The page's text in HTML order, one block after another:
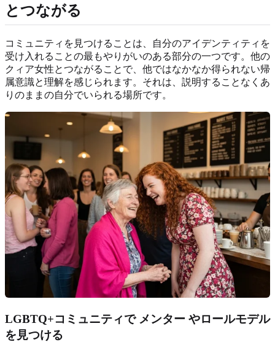
とつながる
コミュニティを見つけることは、自分のアイデンティティを
受け入れることの最もやりがいのある部分の一つです。他の
クィア女性とつながることで、他ではなかなか得られない帰
属意識と理解を感じられます。それは、説明することなくあ
りのままの自分でいられる場所です。
LGBTQ+コミュニティで メンター やロールモデル
を見つける